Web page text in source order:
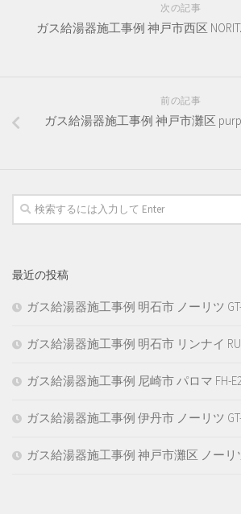
次の記事
ガス給湯器施工事例 神戸市西区 NORITZ
前の記事
ガス給湯器施工事例 神戸市灘区
最近の投稿
ガス給湯器施工事例 明石市 ノーリツ GT-
ガス給湯器施工事例 明石市 リンナイ
ガス給湯器施工事例 尼崎市 パロマ FH-
ガス給湯器施工事例 伊丹市 ノーリツ GT-
ガス給湯器施工事例 神戸市灘区 ノーリ